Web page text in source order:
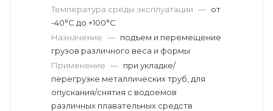
Температура среды эксплуатации — от
-40°C до +100°C
Назначение — подъем и перемещение
грузов различного веса и формы
Применение — при укладке/
перегрузке металлических труб, для
опускания/снятия с водоемов
различных плавательных средств